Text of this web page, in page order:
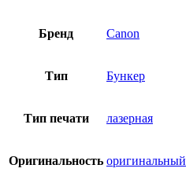
Бренд Canon
Тип Бункер
Тип печати лазерная
Оригинальность оригинальный